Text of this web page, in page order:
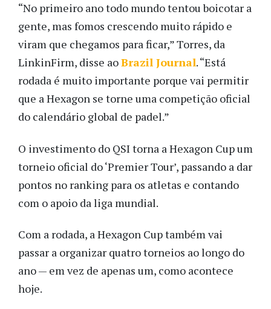
“No primeiro ano todo mundo tentou boicotar a
gente, mas fomos crescendo muito rápido e
viram que chegamos para ficar,” Torres, da
LinkinFirm, disse aoBrazil Journal. “Está
rodada é muito importante porque vai permitir
que a Hexagon se torne uma competição oficial
do calendário global de padel.”
O investimento do QSI torna a Hexagon Cup um
torneio oficial do ‘Premier Tour’, passando a dar
pontos no ranking para os atletas e contando
com o apoio da liga mundial.
Com a rodada, a Hexagon Cup também vai
passar a organizar quatro torneios ao longo do
ano — em vez de apenas um, como acontece
hoje.